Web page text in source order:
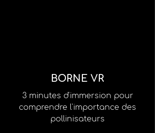
BORNE VR
3 minutes d'immersion pour
comprendre l'importance des
pollinisateurs